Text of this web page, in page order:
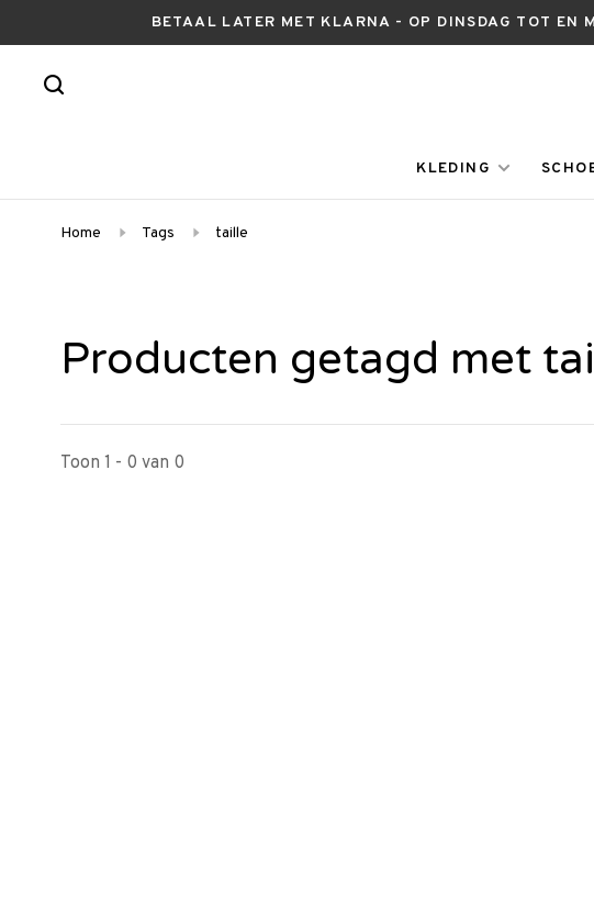
BETAAL LATER MET KLARNA - OP DINSDAG TOT EN
KLEDING
Home Tags taille
Producten getagd met
Toon 1 - 0 van 0